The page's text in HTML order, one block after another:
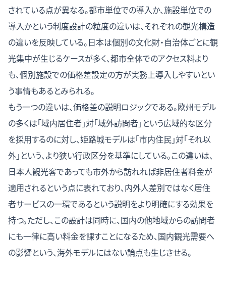
されている点が異なる。都市単位での導入か、施設単位での
導入かという制度設計の粒度の違いは、それぞれの観光構造
の違いを反映している。日本は個別の文化財・自治体ごとに観
光集中が生じるケースが多く、都市全体でのアクセス料より
も、個別施設での価格差設定の方が実務上導入しやすいとい
う事情もあるとみられる。
もう一つの違いは、価格差の説明ロジックである。欧州モデル
の多くは「域内居住者」対「域外訪問者」という広域的な区分
を採用するのに対し、姫路城モデルは「市内住民」対「それ以
外」という、より狭い行政区分を基準にしている。この違いは、
日本人観光客であっても市外から訪れれば非居住者料金が
適用されるという点に表れており、内外人差別ではなく居住
者サービスの一環であるという説明をより明確にする効果を
持つ。ただし、この設計は同時に、国内の他地域からの訪問者
にも一律に高い料金を課すことになるため、国内観光需要へ
の影響という、海外モデルにはない論点も生じさせる。